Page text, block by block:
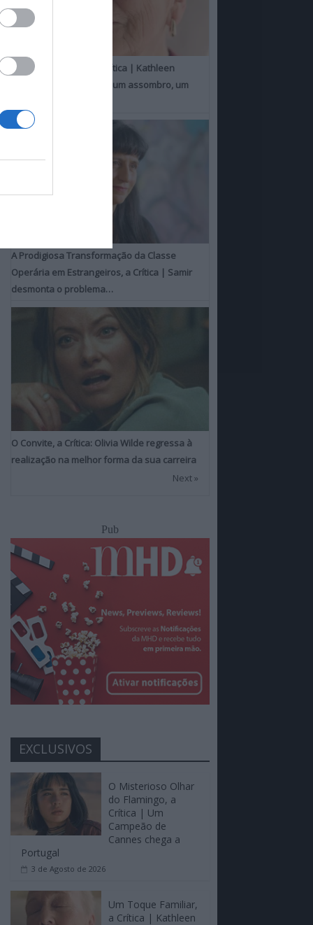
Um Toque Familiar, a Crítica | Kathleen
Chalfant é um espanto, um assombro, um
A Prodigiosa Transformação da Classe
Operária em Estrangeiros, a Crítica | Samir
desmonta o problema…
O Convite, a Crítica: Olivia Wilde regressa à
realização na melhor forma da sua carreira
Next »
Pub
EXCLUSIVOS
O Misterioso Olhar
do Flamingo, a
Crítica | Um
Campeão de
Cannes chega a
Portugal
3 de Agosto de 2026
Um Toque Familiar,
a Crítica | Kathleen